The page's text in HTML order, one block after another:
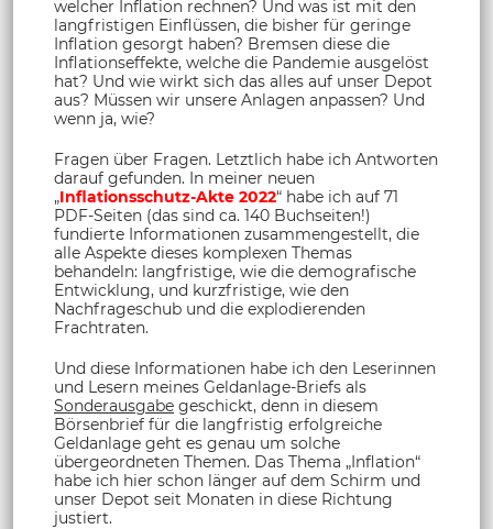
welcher Inflation rechnen? Und was ist mit den
langfristigen Einflüssen, die bisher für geringe
Inflation gesorgt haben? Bremsen diese die
Inflationseffekte, welche die Pandemie ausgelöst
hat? Und wie wirkt sich das alles auf unser Depot
aus? Müssen wir unsere Anlagen anpassen? Und
wenn ja, wie?
Fragen über Fragen. Letztlich habe ich Antworten
darauf gefunden. In meiner neuen
„Inflationsschutz-Akte 2022“ habe ich auf 71
PDF-Seiten (das sind ca. 140 Buchseiten!)
fundierte Informationen zusammengestellt, die
alle Aspekte dieses komplexen Themas
behandeln: langfristige, wie die demografische
Entwicklung, und kurzfristige, wie den
Nachfrageschub und die explodierenden
Frachtraten.
Und diese Informationen habe ich den Leserinnen
und Lesern meines Geldanlage-Briefs als
Sonderausgabe geschickt, denn in diesem
Börsenbrief für die langfristig erfolgreiche
Geldanlage geht es genau um solche
übergeordneten Themen. Das Thema „Inflation“
habe ich hier schon länger auf dem Schirm und
unser Depot seit Monaten in diese Richtung
justiert.